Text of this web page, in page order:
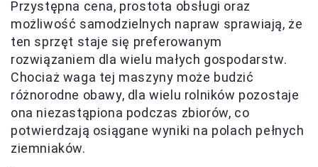
Przystępna cena, prostota obsługi oraz
możliwość samodzielnych napraw sprawiają, że
ten sprzęt staje się preferowanym
rozwiązaniem dla wielu małych gospodarstw.
Chociaż waga tej maszyny może budzić
różnorodne obawy, dla wielu rolników pozostaje
ona niezastąpiona podczas zbiorów, co
potwierdzają osiągane wyniki na polach pełnych
ziemniaków.